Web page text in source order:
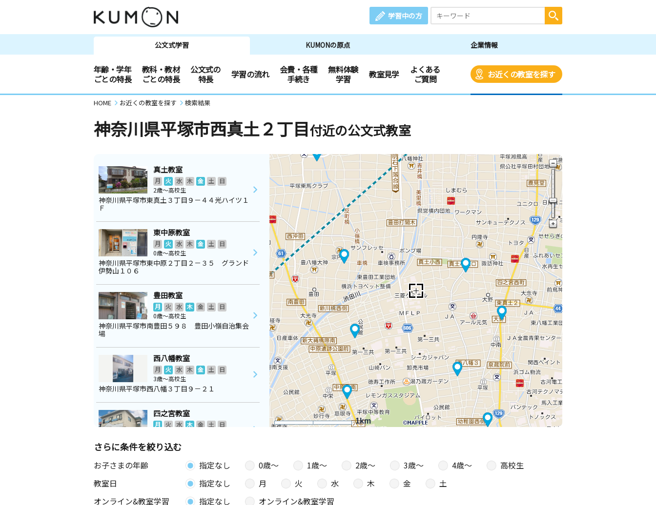
学習中の方
公文式学習 KUMONの原点 企業情報
年齢・学年
ごとの特長
教科・教材
ごとの特長
公文式の
特長
学習の流れ
会費・各種
手続き
無料体験
学習
教室見学
よくある
ご質問
お近くの教室を探す
HOME お近くの教室を探す 検索結果
神奈川県平塚市西真土２丁目付近の公文式教室
1km
真土教室
月 火 水 木 金 土
日
2歳～高校生
神奈川県平塚市東真土３丁目９－４４光ハイツ１
Ｆ
東中原教室
月 火 水 木 金 土
日
0歳～高校生
神奈川県平塚市東中原２丁目２－３５ グランド
伊勢山１０６
豊田教室
月 火 水 木 金 土
日
0歳～高校生
神奈川県平塚市南豊田５９８ 豊田小嶺自治集会
場
西八幡教室
月 火 水 木 金 土
日
3歳～高校生
神奈川県平塚市西八幡３丁目９－２１
四之宮教室
月 火 水 木 金 土
日
神奈川県平塚市四之宮３－９－３、２階
木 金 土
日
神奈川県平塚市中原１丁目８－１３ メインＦ
さらに条件を絞り込む
お子さまの年齢 指定なし 0歳〜 1歳〜 2歳〜 3歳〜 4歳〜
高校生
教室日
指定なし 月 火 水 木 金
土
オンライン&教室学習
指定なし オンライン&教室学習